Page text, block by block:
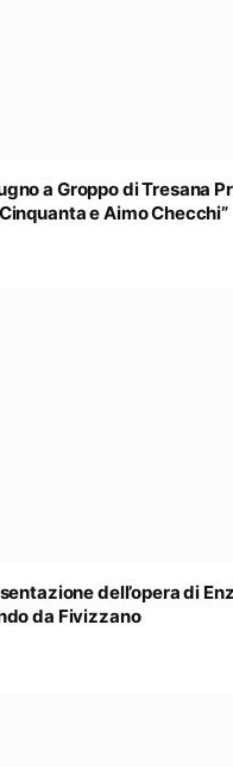
a Groppo di Tresana
e Aimo Checchi”
dell’opera di
da Fivizzano